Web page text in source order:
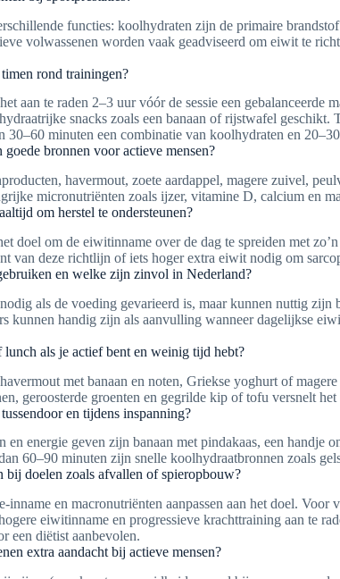
functies: koolhydraten zijn de primaire
volwassenen worden vaak geadviseerd om eiwit te
rond trainingen?
aan te raden 2–3 uur vóór de sessie een
snacks zoals een banaan of rijstwafel
30–60 minuten een combinatie van koolhydraten en
bronnen voor actieve mensen?
havermout, zoete aardappel, magere zuivel,
micronutriënten zoals ijzer, vitamine D, calcium en
om herstel te ondersteunen?
doel om de eiwitinname over de dag te spreiden met
van deze richtlijn of iets hoger extra eiwit nodig om
en welke zijn zinvol in Nederland?
als de voeding gevarieerd is, maar kunnen nuttig
kunnen handig zijn als aanvulling wanneer dagelijkse
als je actief bent en weinig tijd hebt?
met banaan en noten, Griekse yoghurt of
geroosterde groenten en gegrilde kip of tofu versnelt
en tijdens inspanning?
en energie geven zijn banaan met pindakaas, een
60–90 minuten zijn snelle koolhydraatbronnen zoals
bij doelen zoals afvallen of spieropbouw?
inname en macronutriënten aanpassen aan het doel.
eiwitinname en progressieve krachttraining aan te
een diëtist aanbevolen.
extra aandacht bij actieve mensen?